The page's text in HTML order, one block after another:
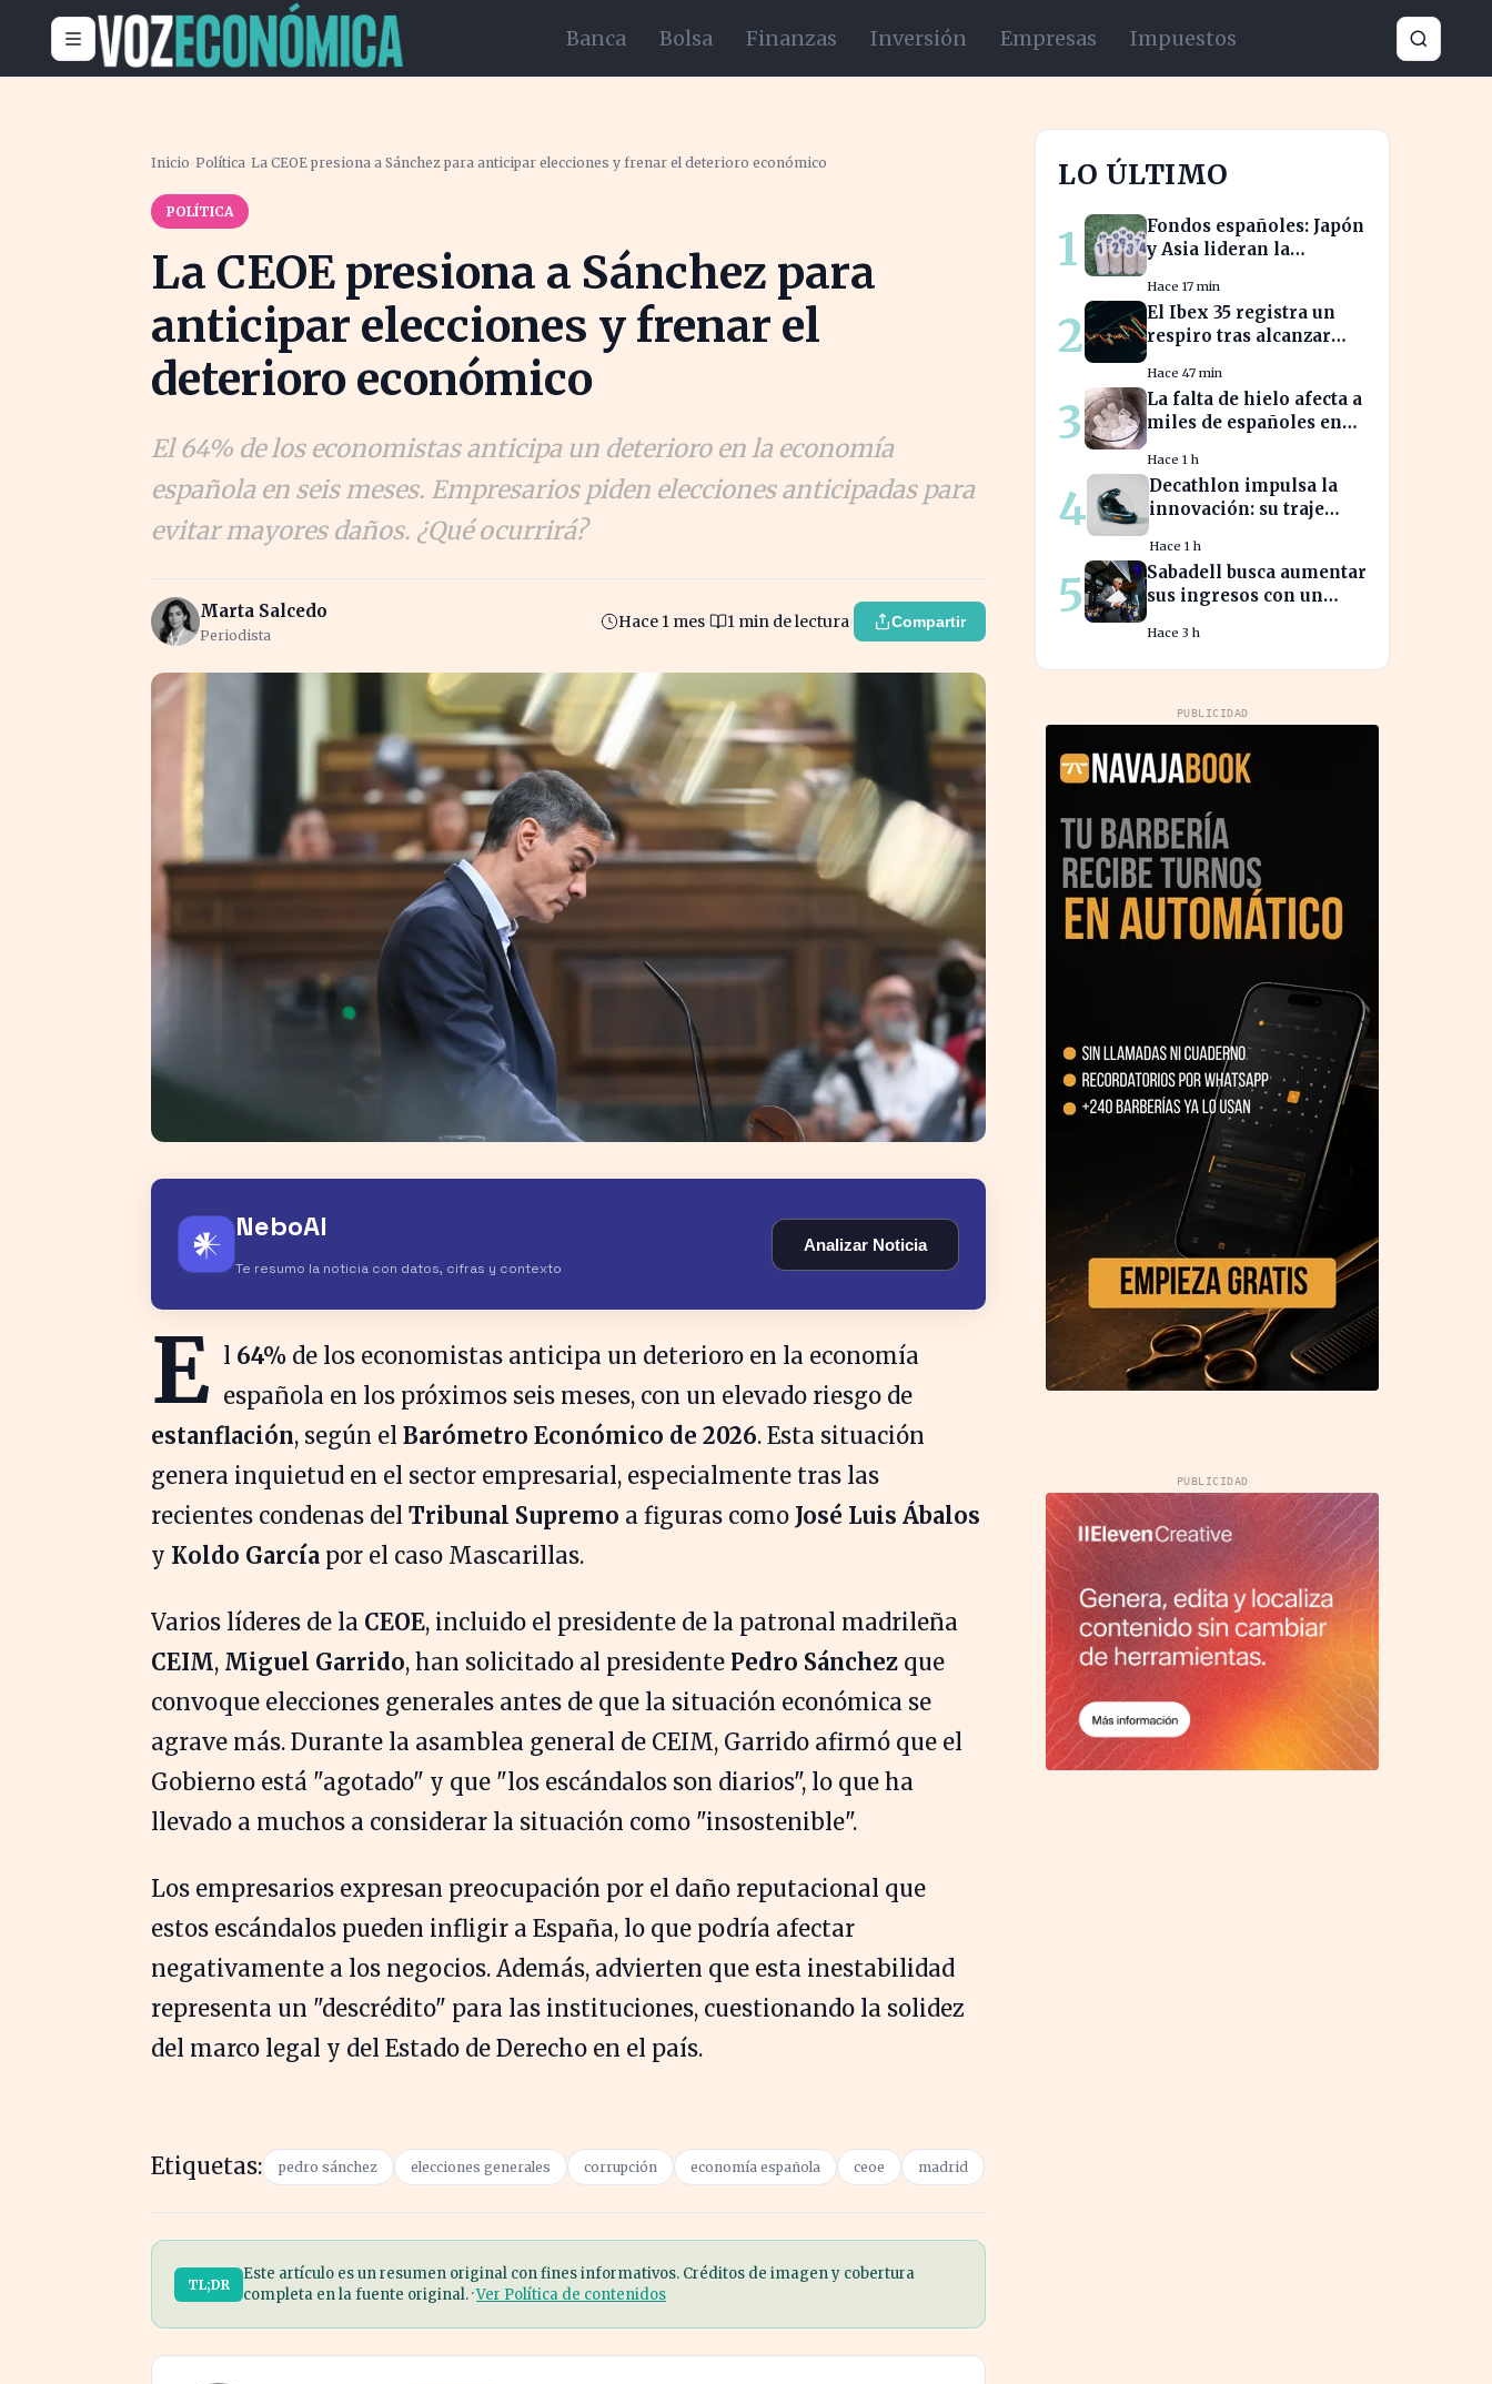
Banca Bolsa Finanzas Inversión Empresas Impuestos
Inicio ›Política›La CEOE presiona a Sánchez para anticipar elecciones y frenar el deterioro económico
POLÍTICA
La CEOE presiona a Sánchez para
anticipar elecciones y frenar el
deterioro económico
El 64% de los economistas anticipa un deterioro en la economía
española en seis meses. Empresarios piden elecciones anticipadas para
evitar mayores daños. ¿Qué ocurrirá?
Marta Salcedo
Periodista
Hace 1 mes 1 min de lectura Compartir
𒀭 NeboAI
Te resumo la noticia con datos, cifras y contexto
Analizar Noticia
E l 64% de los economistas anticipa un deterioro en la economía
española en los próximos seis meses, con un elevado riesgo de
estanflación, según el Barómetro Económico de 2026. Esta situación
genera inquietud en el sector empresarial, especialmente tras las
recientes condenas del Tribunal Supremo a figuras como José Luis Ábalos
y Koldo García por el caso Mascarillas.
Varios líderes de la CEOE, incluido el presidente de la patronal madrileña
CEIM, Miguel Garrido, han solicitado al presidente Pedro Sánchez que
convoque elecciones generales antes de que la situación económica se
agrave más. Durante la asamblea general de CEIM, Garrido afirmó que el
Gobierno está "agotado" y que "los escándalos son diarios", lo que ha
llevado a muchos a considerar la situación como "insostenible".
Los empresarios expresan preocupación por el daño reputacional que
estos escándalos pueden infligir a España, lo que podría afectar
negativamente a los negocios. Además, advierten que esta inestabilidad
representa un "descrédito" para las instituciones, cuestionando la solidez
del marco legal y del Estado de Derecho en el país.
Etiquetas: pedro sánchez elecciones generales corrupción economía española ceoe madrid
TL;DR
Este artículo es un resumen original con fines informativos. Créditos de imagen y cobertura
completa en la fuente original. ·Ver Política de contenidos
LO ÚLTIMO
1
Fondos españoles: Japón
y Asia lideran la
semestre de IA en 2026
Hace 17 min
2
El Ibex 35 registra un
respiro tras alcanzar
cotización
Hace 47 min
3
La falta de hielo afecta a
miles de españoles en
Hace 1 h
4
Decathlon impulsa la
innovación: su traje
promete revolucionar la
industria
Hace 1 h
5
Sabadell busca aumentar
sus ingresos con un
Armengol
Hace 3 h
PUBLICIDAD
PUBLICIDAD